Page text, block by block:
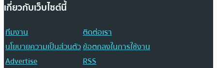
เกี่ยวกับเว็บไซต์นี้
ทีมงาน
ติดต่อเรา
นโยบายความเป็นส่วนตัวข้อตกลงในการใช้งาน
Advertise
RSS